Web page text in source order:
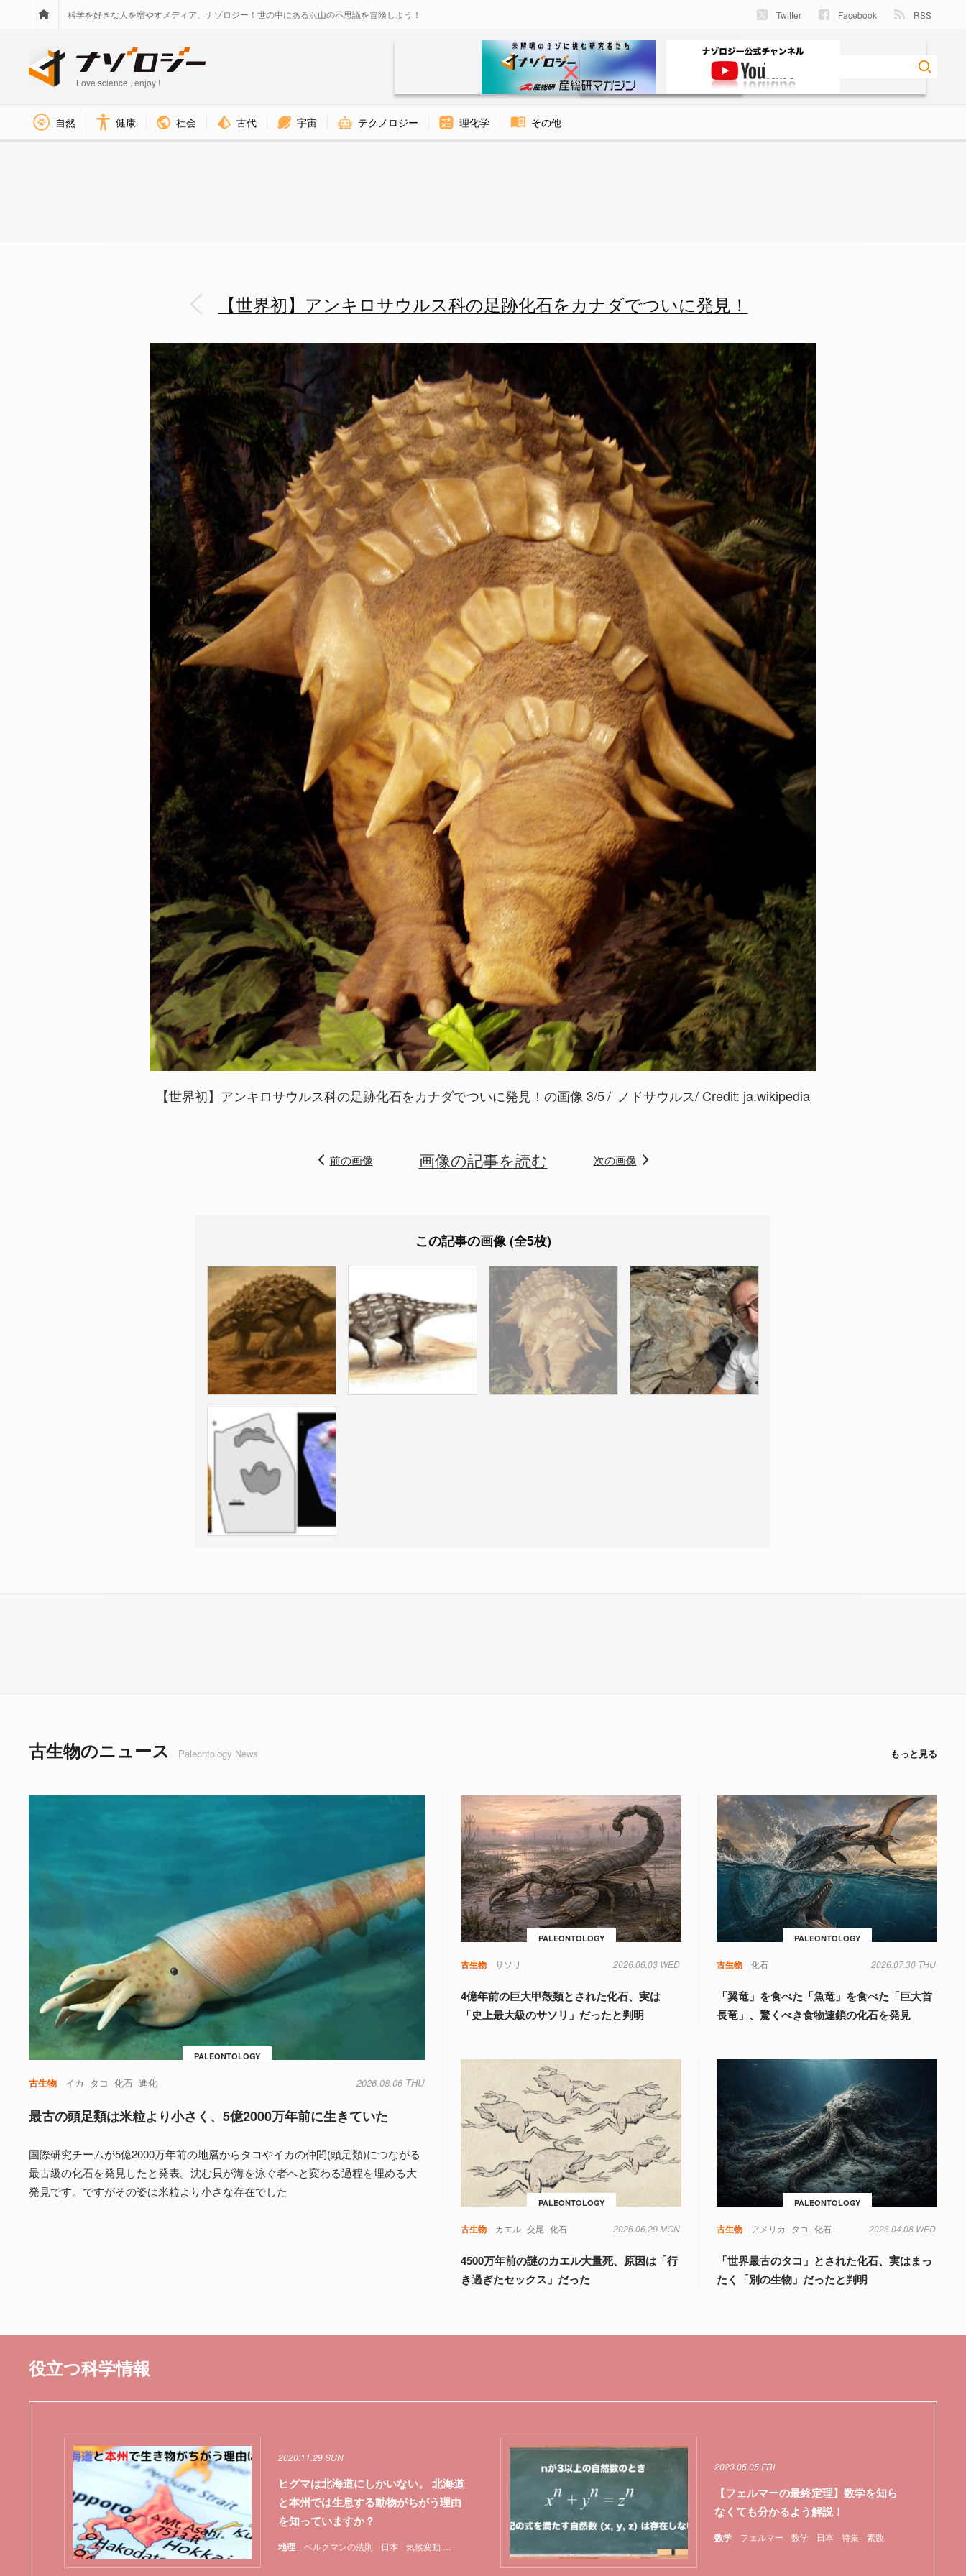
科学を好きな人を増やすメディア、ナゾロジー！世の中にある沢山の不思議を冒険しよう！ Twitter Facebook RSS
Love science , enjoy !
自然 健康 社会 古代 宇宙 テクノロジー 理化学 その他
【世界初】アンキロサウルス科の足跡化石をカナダでついに発見！
【世界初】アンキロサウルス科の足跡化石をカナダでついに発見！の画像 3/5 ノドサウルス/ Credit: ja.wikipedia
前の画像 画像の記事を読む 次の画像
この記事の画像 (全5枚)
古生物のニュース Paleontology News もっと見る
PALEONTOLOGY
古生物 イカ タコ 化石 進化 2026.08.06 THU
最古の頭足類は米粒より小さく、5億2000万年前に生きていた
国際研究チームが5億2000万年前の地層からタコやイカの仲間(頭足類)につながる
最古級の化石を発見したと発表。沈む貝が海を泳ぐ者へと変わる過程を埋める大
発見です。ですがその姿は米粒より小さな存在でした
PALEONTOLOGY
古生物 サソリ 2026.06.03 WED
4億年前の巨大甲殻類とされた化石、実は
「史上最大級のサソリ」だったと判明
PALEONTOLOGY
古生物 化石 2026.07.30 THU
「翼竜」を食べた「魚竜」を食べた「巨大首
長竜」、驚くべき食物連鎖の化石を発見
PALEONTOLOGY
古生物 カエル 交尾 化石 2026.06.29 MON
4500万年前の謎のカエル大量死、原因は「行
き過ぎたセックス」だった
PALEONTOLOGY
古生物 アメリカ タコ 化石 2026.04.08 WED
「世界最古のタコ」とされた化石、実はまっ
たく「別の生物」だったと判明
役立つ科学情報
地理 ベルクマンの法則 日本 気候変動
2020.11.29 SUN
ヒグマは北海道にしかいない。 北海道
と本州では生息する動物がちがう理由
を知っていますか？
数学 フェルマー 数学 日本 特集 素数
2023.05.05 FRI
【フェルマーの最終定理】数学を知ら
なくても分かるよう解説！